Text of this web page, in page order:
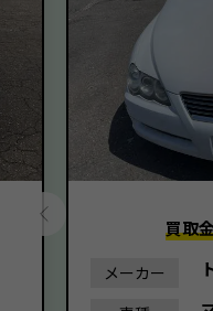
買取
メーカー